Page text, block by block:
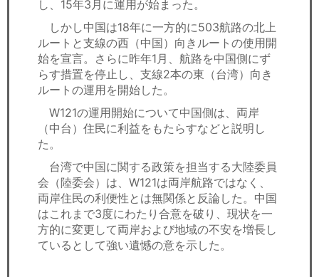
し、15年3月に運用が始まった。
しかし中国は18年に一方的に503航路の北上
ルートと支線の西（中国）向きルートの使用開
始を宣言。さらに昨年1月、航路を中国側にず
らす措置を停止し、支線2本の東（台湾）向き
ルートの運用を開始した。
W121の運用開始について中国側は、両岸
（中台）住民に利益をもたらすなどと説明し
た。
台湾で中国に関する政策を担当する大陸委員
会（陸委会）は、W121は両岸航路ではなく、
両岸住民の利便性とは無関係と反論した。中国
はこれまで3度にわたり合意を破り、現状を一
方的に変更して両岸および地域の不安を増長し
ているとして強い遺憾の意を示した。